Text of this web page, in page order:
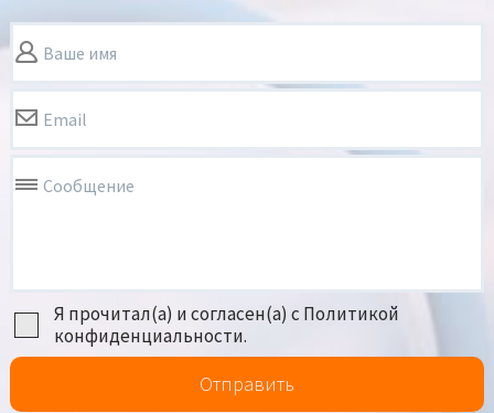
Ваше имя
Email
Сообщение
Я прочитал(а) и согласен(а) с Политикой
конфиденциальности.
Отправить